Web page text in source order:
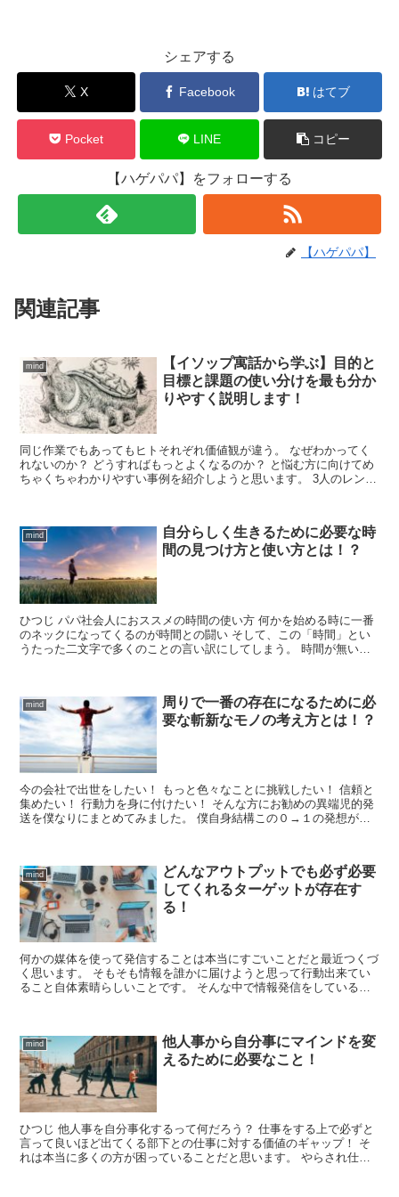
シェアする
X Facebook はてブ
Pocket LINE コピー
【ハゲパパ】をフォローする
【ハゲパパ】
関連記事
mind
【イソップ寓話から学ぶ】目的と
目標と課題の使い分けを最も分か
りやすく説明します！
同じ作業でもあってもヒトそれぞれ価値観が違う。 なぜわかってく
れないのか？ どうすればもっとよくなるのか？ と悩む方に向けてめ
ちゃくちゃわかりやすい事例を紹介しようと思います。 3人のレンガ
mind
自分らしく生きるために必要な時
間の見つけ方と使い方とは！？
ひつじ パパ社会人におススメの時間の使い方 何かを始める時に一番
のネックになってくるのが時間との闘い そして、この「時間」とい
うたった二文字で多くのことの言い訳にしてしまう。 時間が無いと
mind
周りで一番の存在になるために必
要な斬新なモノの考え方とは！？
今の会社で出世をしたい！ もっと色々なことに挑戦したい！ 信頼と
集めたい！ 行動力を身に付けたい！ そんな方にお勧めの異端児的発
送を僕なりにまとめてみました。 僕自身結構この０→１の発想が好
mind
どんなアウトプットでも必ず必要
してくれるターゲットが存在す
る！
何かの媒体を使って発信することは本当にすごいことだと最近つくづ
く思います。 そもそも情報を誰かに届けようと思って行動出来てい
ること自体素晴らしいことです。 そんな中で情報発信をしている上
mind
他人事から自分事にマインドを変
えるために必要なこと！
ひつじ 他人事を自分事化するって何だろう？ 仕事をする上で必ずと
言って良いほど出てくる部下との仕事に対する価値のギャップ！ そ
れは本当に多くの方が困っていることだと思います。 やらされ仕事